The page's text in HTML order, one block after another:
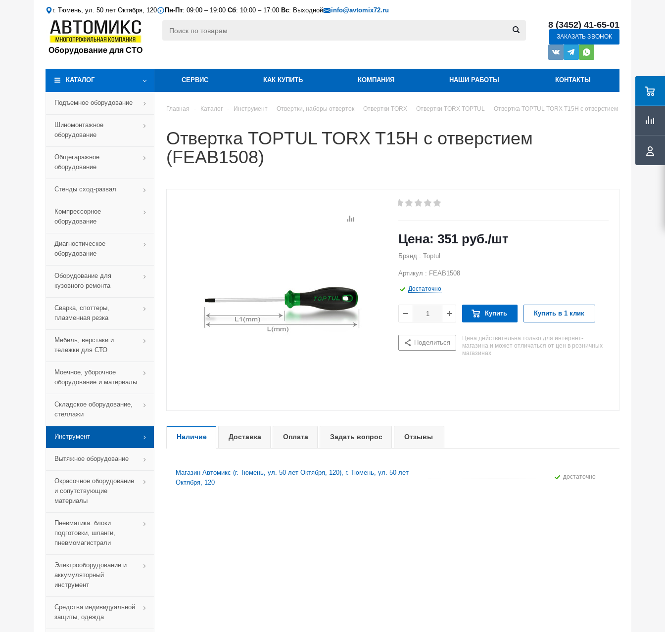
г. Тюмень, ул. 50 лет Октября, 120 Пн-Пт: 09:00 – 19:00 Сб: 10:00 – 17:00 Вс: Выходной info@avtomix72.ru
Оборудование для СТО
8 (3452) 41-65-01
ЗАКАЗАТЬ ЗВОНОК
КАТАЛОГ СЕРВИС КАК КУПИТЬ КОМПАНИЯ НАШИ РАБОТЫ КОНТАКТЫ
Подъемное оборудование
Шиномонтажное
оборудование
Общегаражное
оборудование
Стенды сход-развал
Компрессорное
оборудование
Диагностическое
оборудование
Оборудование для
кузовного ремонта
Сварка, споттеры,
плазменная резка
Мебель, верстаки и
тележки для СТО
Моечное, уборочное
оборудование и материалы
Складское оборудование,
стеллажи
Инструмент
Вытяжное оборудование
Окрасочное оборудование
и сопутствующие
материалы
Пневматика: блоки
подготовки, шланги,
пневмомагистрали
Электрооборудование и
аккумуляторный
инструмент
Средства индивидуальной
защиты, одежда
Главная - Каталог - Инструмент Отвертки, наборы отверток Отвертки TORX Отвертки TORX TOPTUL Отвертка TOPTUL TORX T15H с отверстием
Отвертка TOPTUL TORX T15H с отверстием
(FEAB1508)
351 руб./шт
Брэнд : Toptul
Артикул : FEAB1508
Достаточно
Купить Купить в 1 клик
Поделиться
Цена действительна только для интернет-
магазина и может отличаться от цен в розничных
магазинах
Наличие Доставка Оплата Задать вопрос Отзывы
Магазин Автомикс (г. Тюмень, ул. 50 лет Октября, 120), г. Тюмень, ул. 50 лет
Октября, 120
Достаточно